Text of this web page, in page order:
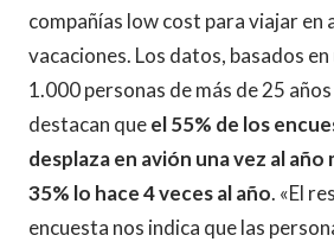
compañías low cost para viajar en
vacaciones. Los datos, basados en
1.000 personas de más de 25
destacan queel 55% de los
desplaza en avión una vez al
35% lo hace 4 veces al año. «El
encuesta nos indica que las